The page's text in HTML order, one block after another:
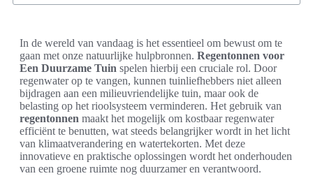
In de wereld van vandaag is het essentieel om bewust om te
gaan met onze natuurlijke hulpbronnen. Regentonnen voor
Een Duurzame Tuin spelen hierbij een cruciale rol. Door
regenwater op te vangen, kunnen tuinliefhebbers niet alleen
bijdragen aan een milieuvriendelijke tuin, maar ook de
belasting op het rioolsysteem verminderen. Het gebruik van
regentonnen maakt het mogelijk om kostbaar regenwater
efficiënt te benutten, wat steeds belangrijker wordt in het licht
van klimaatverandering en watertekorten. Met deze
innovatieve en praktische oplossingen wordt het onderhouden
van een groene ruimte nog duurzamer en verantwoord.